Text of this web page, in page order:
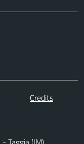
Credits